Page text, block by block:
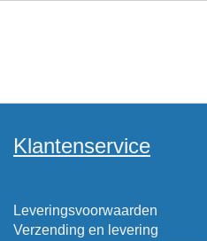
Klantenservice
Leveringsvoorwaarden
Verzending en levering